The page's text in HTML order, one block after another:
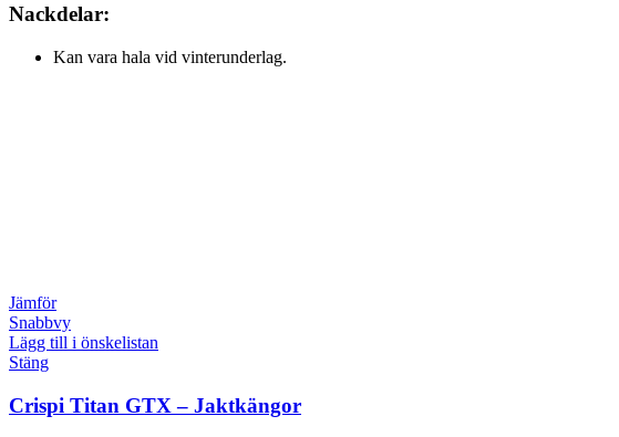
Nackdelar:
Kan vara hala vid vinterunderlag.
Jämför
Snabbvy
Lägg till i önskelistan
Stäng
Crispi Titan GTX – Jaktkängor